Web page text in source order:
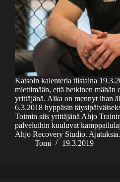
Katsoin kalenteria tiistaina
miettimään, että hetkinen mähän
yrittäjänä. Aika on mennyt ihan
6.3.2018 hyppäsin
Toimin siis yrittäjänä Ahjo
palveluihin kuuluvat
Ahjo Recovery Studio.
Tomi
19.3.2019